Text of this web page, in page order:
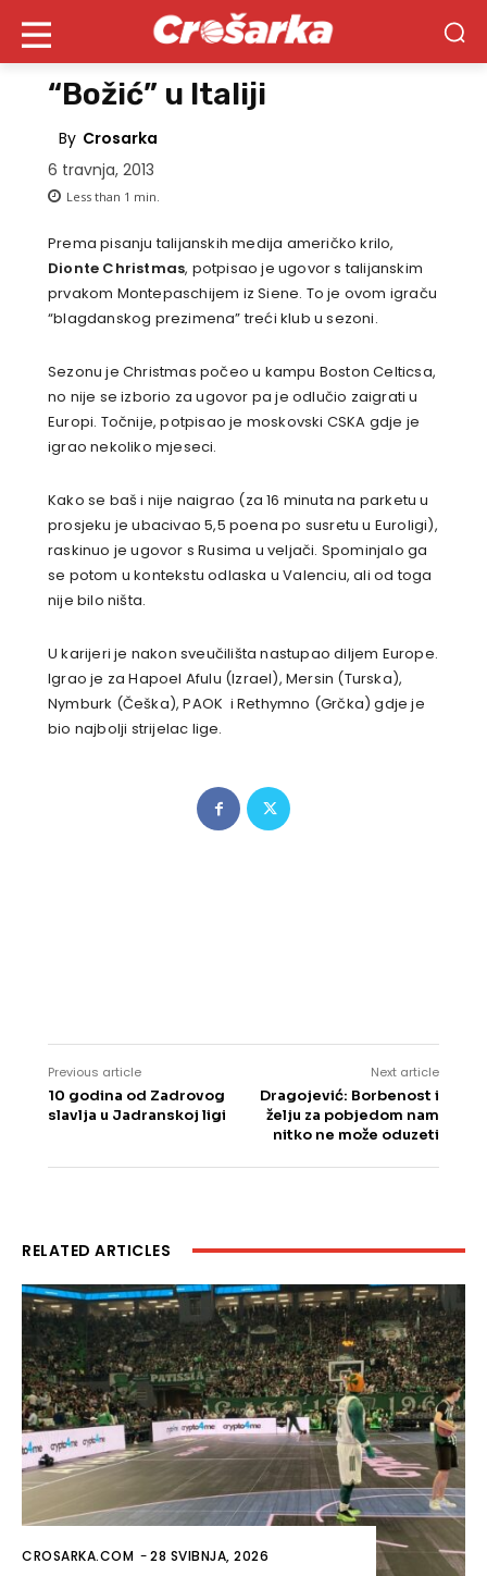
“Božić” u Italiji
By Crosarka
6 travnja, 2013
Less than 1 min.
Prema pisanju talijanskih medija američko krilo,
Dionte Christmas, potpisao je ugovor s talijanskim
prvakom Montepaschijem iz Siene. To je ovom igraču
“blagdanskog prezimena” treći klub u sezoni.
Sezonu je Christmas počeo u kampu Boston Celticsa,
no nije se izborio za ugovor pa je odlučio zaigrati u
Europi. Točnije, potpisao je moskovski CSKA gdje je
igrao nekoliko mjeseci.
Kako se baš i nije naigrao (za 16 minuta na parketu u
prosjeku je ubacivao 5,5 poena po susretu u Euroligi),
raskinuo je ugovor s Rusima u veljači. Spominjalo ga
se potom u kontekstu odlaska u Valenciu, ali od toga
nije bilo ništa.
U karijeri je nakon sveučilišta nastupao diljem Europe.
Igrao je za Hapoel Afulu (Izrael), Mersin (Turska),
Nymburk (Češka), PAOK i Rethymno (Grčka) gdje je
bio najbolji strijelac lige.
Previous article
10 godina od Zadrovog
slavlja u Jadranskoj ligi
Next article
Dragojević: Borbenost i
želju za pobjedom nam
nitko ne može oduzeti
RELATED ARTICLES
CROSARKA.COM -28 SVIBNJA, 2026